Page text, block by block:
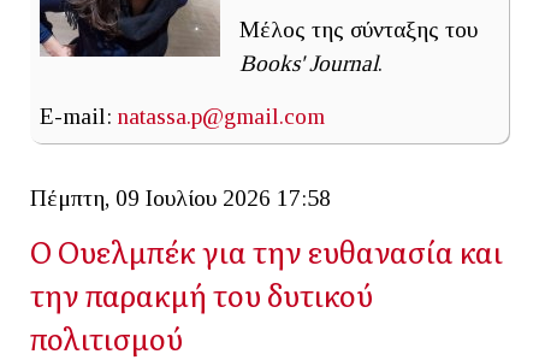
Μέλος της σύνταξης του
Books' Journal.
E-mail: natassa.p@gmail.com
Πέμπτη, 09 Ιουλίου 2026 17:58
Ο Ουελμπέκ για την ευθανασία και
την παρακμή του δυτικού
πολιτισμού